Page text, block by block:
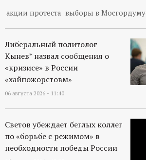
акции протеста выборы в Мосгордуму
Либеральный политолог
Кынев* назвал сообщения о
«кризисе» в России
«хайпожорстовм»
06 августа 2026 - 11:40
Светов убеждает беглых коллег
по «борьбе с режимом» в
необходиости победы России